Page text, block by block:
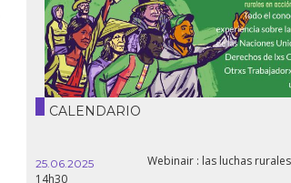
CALENDARIO
25.06.2025 Webinair : las luchas rurales en